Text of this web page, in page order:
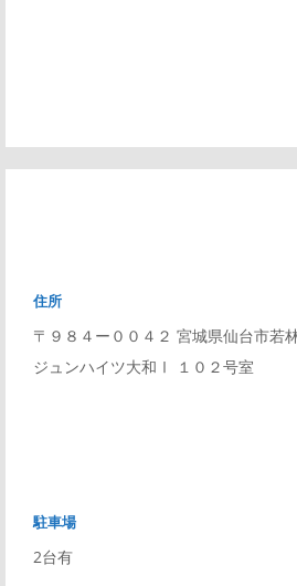
住所
〒９８４ー００４２ 宮城県仙台市若
ジュンハイツ大和Ⅰ １０２号室
駐車場
2台有